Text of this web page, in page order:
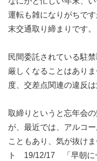
運転も雑になりがちで
末交通取り締まりです。
民間委託されている駐
厳しくなることはあり
度、交差点関連の違反は
取締りというと忘年会
が、最近では、アルコ
こともあり、気が抜け
ト 19/12/17 「早朝に